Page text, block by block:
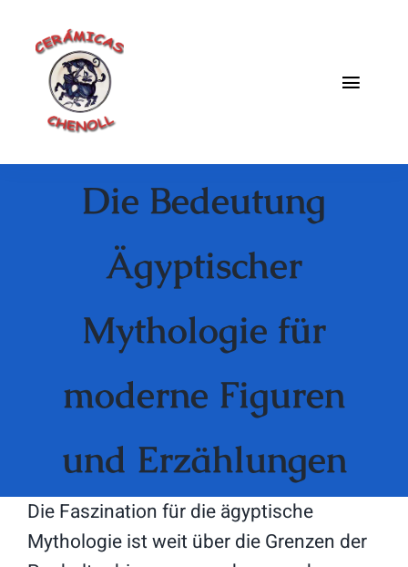
contenido
Toggle
Contacto
Die Bedeutung
Ägyptischer
Mythologie für
moderne Figuren
und Erzählungen
Die Faszination für die ägyptische
Mythologie ist weit über die Grenzen der